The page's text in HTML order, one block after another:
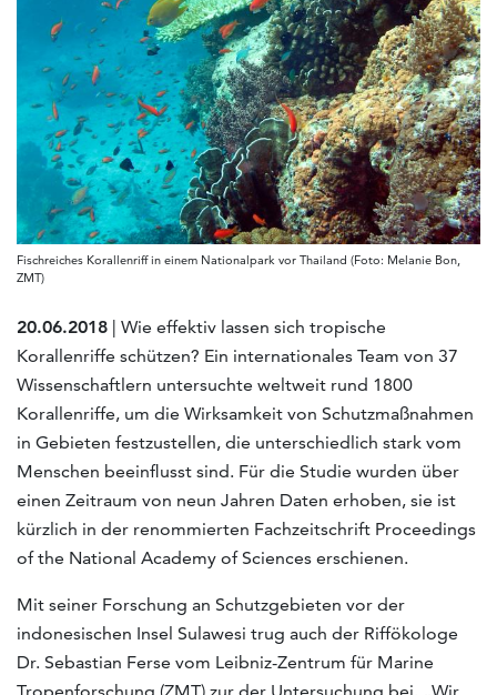
Fischreiches Korallenriff in einem Nationalpark vor Thailand (Foto: Melanie Bon,
ZMT)
20.06.2018 | Wie effektiv lassen sich tropische
Korallenriffe schützen? Ein internationales Team von 37
Wissenschaftlern untersuchte weltweit rund 1800
Korallenriffe, um die Wirksamkeit von Schutzmaßnahmen
in Gebieten festzustellen, die unterschiedlich stark vom
Menschen beeinflusst sind. Für die Studie wurden über
einen Zeitraum von neun Jahren Daten erhoben, sie ist
kürzlich in der renommierten Fachzeitschrift Proceedings
of the National Academy of Sciences erschienen.
Mit seiner Forschung an Schutzgebieten vor der
indonesischen Insel Sulawesi trug auch der Riffökologe
Dr. Sebastian Ferse vom Leibniz-Zentrum für Marine